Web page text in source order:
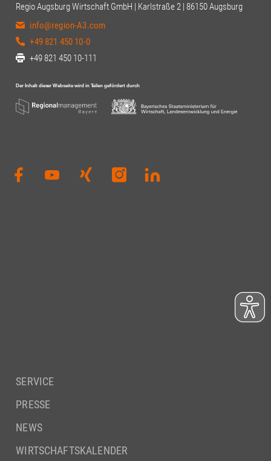
Regio Augsburg Wirtschaft GmbH | Karlstraße 2 | 86150 Augsburg
info@region-A3.com
+49 821 450 10-0
+49 821 450 10-111
SERVICE
PRESSE
NEWS
WIRTSCHAFTSKALENDER